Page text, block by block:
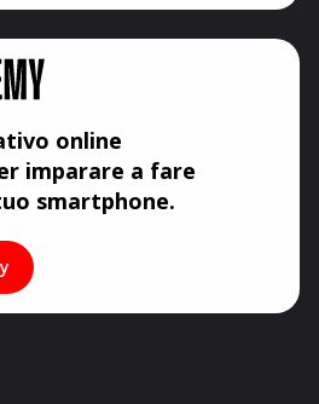
online
imparare a fare
smartphone.